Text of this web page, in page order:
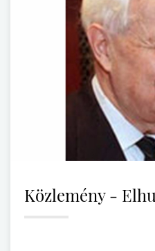
Közlemény -